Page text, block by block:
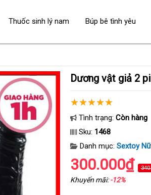
Dương vật giả 2
Tình trạng: Còn hàng
Sku: 1468
Danh mục: Sextoy Nữ
300.000₫
Khuyến mãi:-12%
Thuốc sinh lý nam Búp bê tình yêu